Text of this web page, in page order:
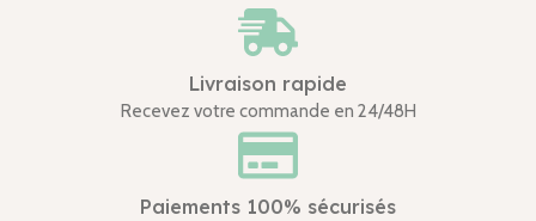
Livraison rapide
Recevez votre commande en 24/48H
Paiements 100% sécurisés